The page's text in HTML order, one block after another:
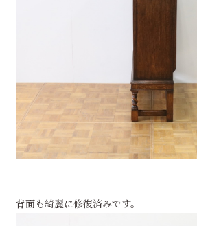
背面も綺麗に修復済みです。